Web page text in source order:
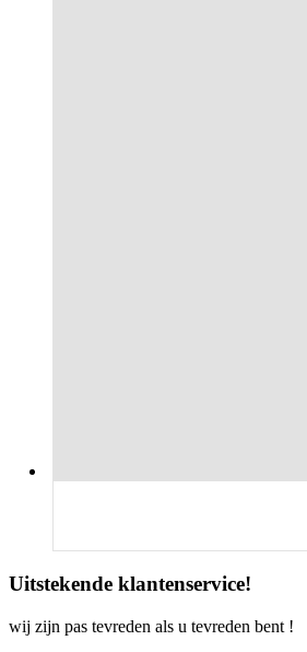
Uitstekende klantenservice!
wij zijn pas tevreden als u tevreden bent !